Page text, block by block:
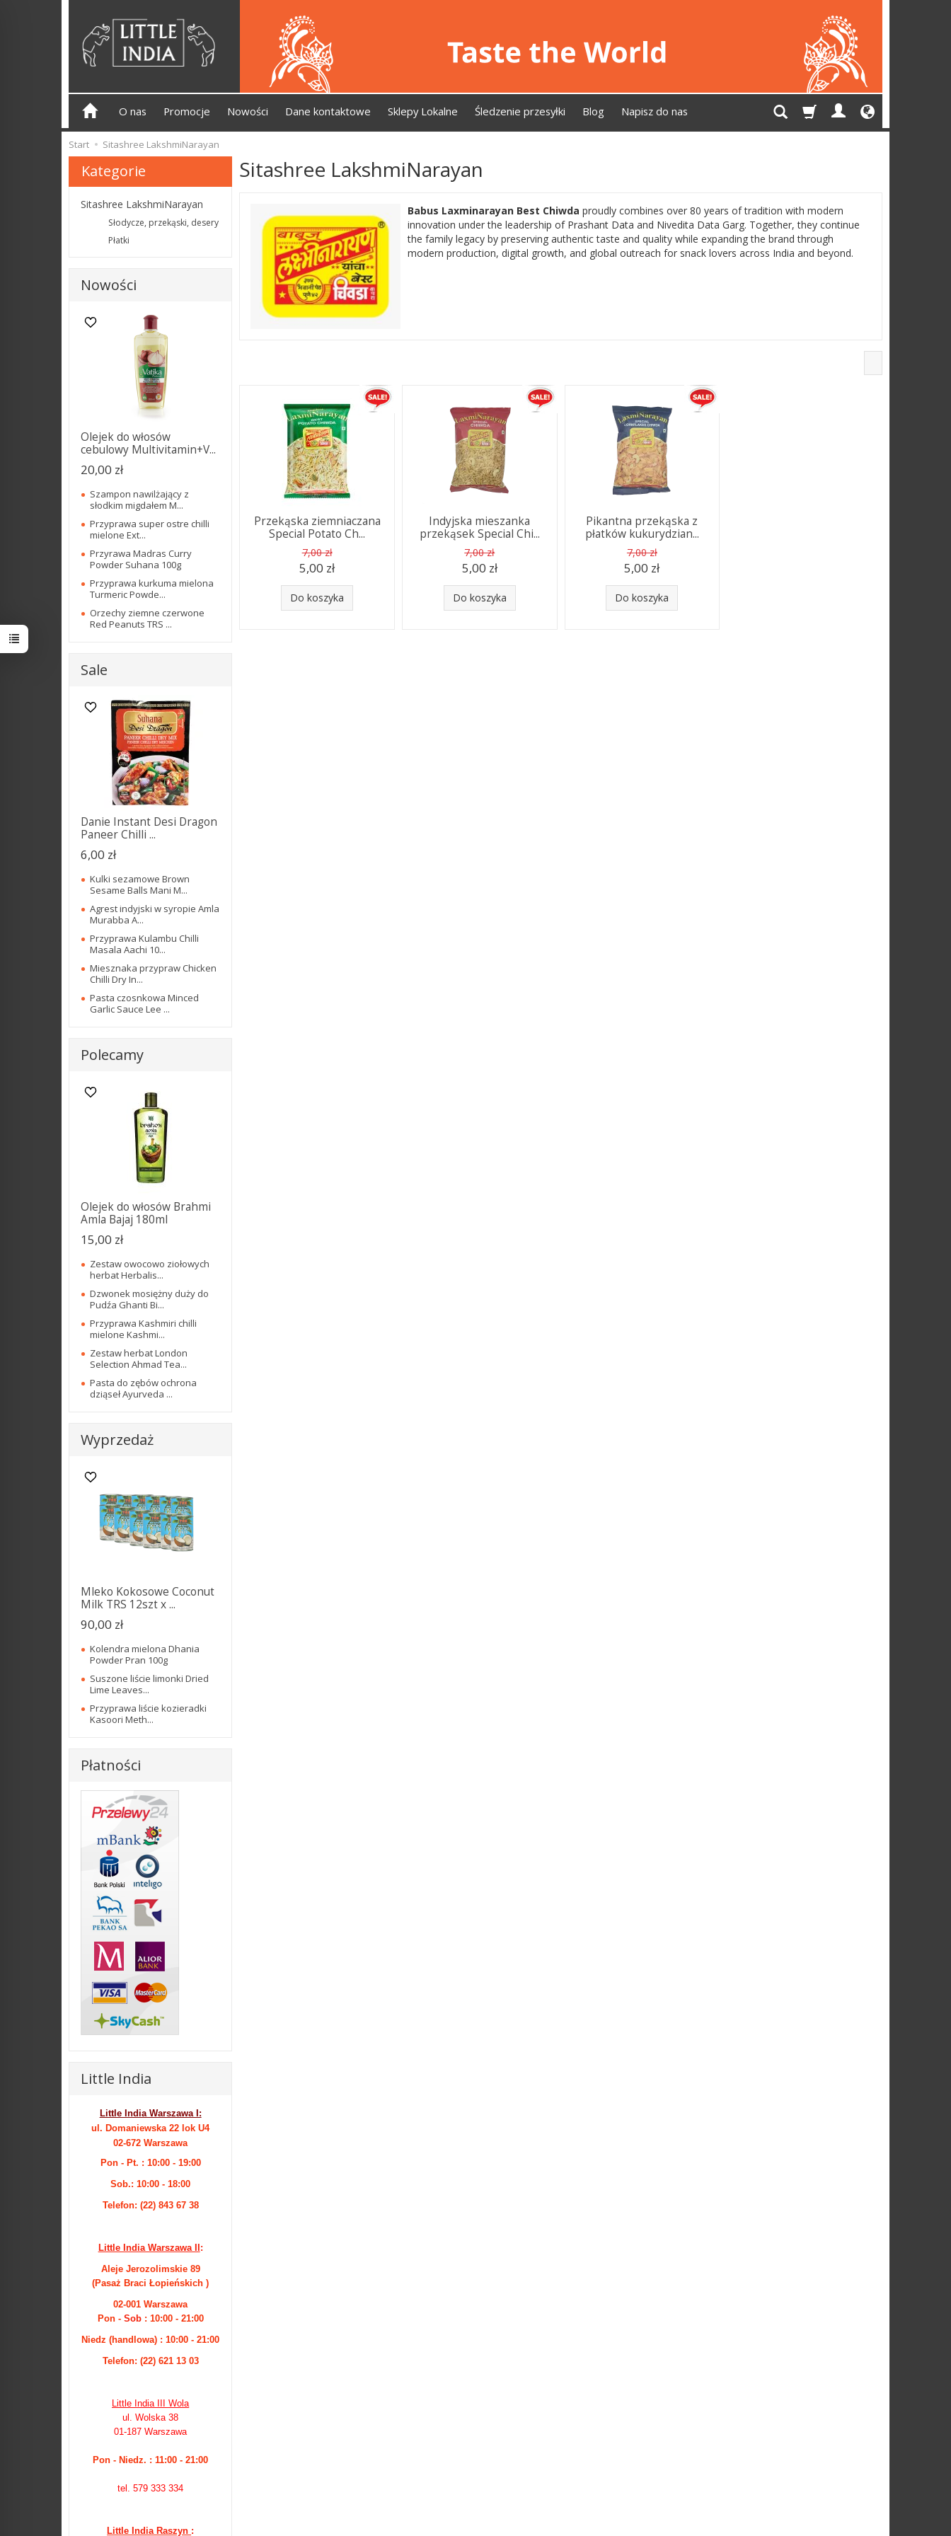
O nas Promocje Nowości Dane kontaktowe Sklepy Lokalne Śledzenie przesyłki Blog Napisz do nas
Start Sitashree LakshmiNarayan
Sitashree LakshmiNarayan
Babus Laxminarayan Best Chiwda proudly combines over 80 years of tradition with modern
innovation under the leadership of Prashant Data and Nivedita Data Garg. Together, they continue
the family legacy by preserving authentic taste and quality while expanding the brand through
modern production, digital growth, and global outreach for snack lovers across India and beyond.
Przekąska ziemniaczana
Special Potato Ch...
7,00 zł
5,00 zł
Do koszyka
Indyjska mieszanka
przekąsek Special Chi...
7,00 zł
5,00 zł
Do koszyka
Pikantna przekąska z
płatków kukurydzian...
7,00 zł
5,00 zł
Do koszyka
Kategorie
Sitashree LakshmiNarayan
Słodycze, przekąski, desery
Płatki
Nowości
Olejek do włosów
cebulowy Multivitamin+V...
20,00 zł
Szampon nawilżający z
słodkim migdałem M...
Przyprawa super ostre chilli
mielone Ext...
Przyrawa Madras Curry
Powder Suhana 100g
Przyprawa kurkuma mielona
Turmeric Powde...
Orzechy ziemne czerwone
Red Peanuts TRS ...
Sale
Danie Instant Desi Dragon
Paneer Chilli ...
6,00 zł
Kulki sezamowe Brown
Sesame Balls Mani M...
Agrest indyjski w syropie Amla
Murabba A...
Przyprawa Kulambu Chilli
Masala Aachi 10...
Miesznaka przypraw Chicken
Chilli Dry In...
Pasta czosnkowa Minced
Garlic Sauce Lee ...
Polecamy
Olejek do włosów Brahmi
Amla Bajaj 180ml
15,00 zł
Zestaw owocowo ziołowych
herbat Herbalis...
Dzwonek mosiężny duży do
Pudźa Ghanti Bi...
Przyprawa Kashmiri chilli
mielone Kashmi...
Zestaw herbat London
Selection Ahmad Tea...
Pasta do zębów ochrona
dziąseł Ayurveda ...
Wyprzedaż
Mleko Kokosowe Coconut
Milk TRS 12szt x ...
90,00 zł
Kolendra mielona Dhania
Powder Pran 100g
Suszone liście limonki Dried
Lime Leaves...
Przyprawa liście kozieradki
Kasoori Meth...
Płatności
Little India
Little India Warszawa I:
ul. Domaniewska 22 lok U4
02-672 Warszawa
Pon - Pt. : 10:00 - 19:00
Sob.: 10:00 - 18:00
Telefon: (22) 843 67 38
Little India Warszawa II :
Aleje Jerozolimskie 89
(Pasaż Braci Łopieńskich )
02-001 Warszawa
Pon - Sob: 10:00 - 21:00
Niedz (handlowa) : 10:00 - 21:00
Telefon: (22) 621 13 03
Little India III Wola
ul. Wolska 38
01-187 Warszawa
Pon - Niedz. : 11:00 - 21:00
tel. 579 333 334
Little India Raszyn :